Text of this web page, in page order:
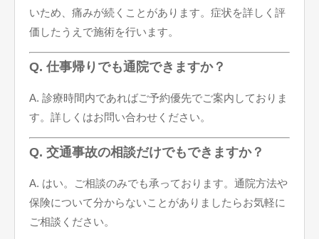
いため、痛みが続くことがあります。症状を詳しく評
価したうえで施術を行います。
Q. 仕事帰りでも通院できますか？
A. 診療時間内であればご予約優先でご案内しておりま
す。詳しくはお問い合わせください。
Q. 交通事故の相談だけでもできますか？
A. はい。ご相談のみでも承っております。通院方法や
保険について分からないことがありましたらお気軽に
ご相談ください。